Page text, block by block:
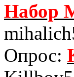
Набор
Опрос: